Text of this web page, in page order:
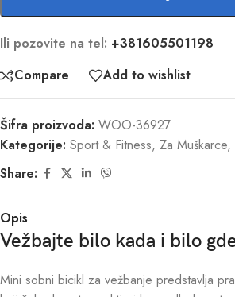
Ili pozovite na tel: +381605501198
Compare
Add to wishlist
Šifra proizvoda: WOO-36927
Kategorije: Sport & Fitness, Za Muškarce,
Share:
Opis
Vežbajte bilo kada i bilo
Mini sobni bicikl za vežbanje predstavlja